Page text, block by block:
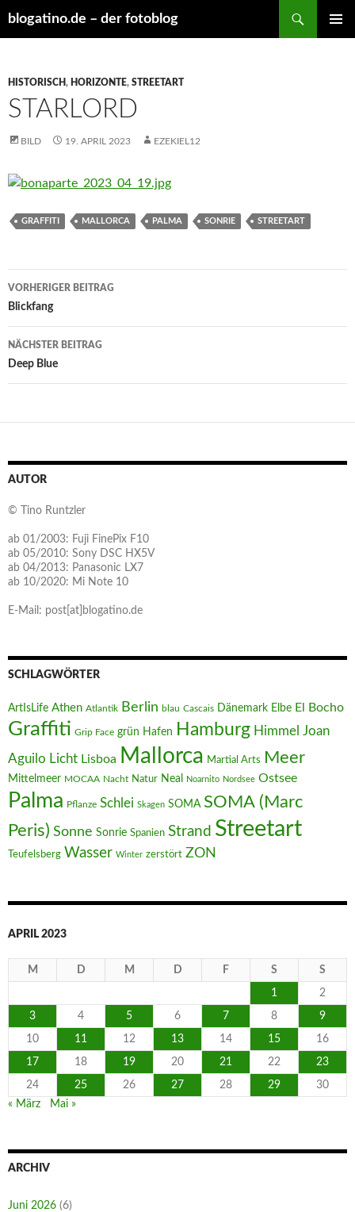
blogatino.de – der fotoblog
HISTORISCH, HORIZONTE, STREETART
STARLORD
BILD 19. APRIL 2023 EZEKIEL12
GRAFFITI MALLORCA PALMA SONRIE STREETART
Beitragsnavigation
VORHERIGER BEITRAG
Blickfang
NÄCHSTER BEITRAG
Deep Blue
AUTOR
© Tino Runtzler
ab 01/2003: Fuji FinePix F10
ab 05/2010: Sony DSC HX5V
ab 04/2013: Panasonic LX7
ab 10/2020: Mi Note 10
E-Mail: post[at]blogatino.de
SCHLAGWÖRTER
ArtIsLife Athen Atlantik Berlin blau Cascais Dänemark Elbe El Bocho
Graffiti Grip Face grün Hafen Hamburg Himmel Joan
Aguilo Licht Lisboa Mallorca Martial Arts Meer
Mittelmeer MOCAA Nacht Natur Neal Noarnito Nordsee Ostsee
Palma Pflanze Schlei Skagen SOMA SOMA (Marc
Peris) Sonne Sonrie Spanien Strand Streetart
Teufelsberg Wasser Winter zerstört ZON
APRIL 2023
M D M D F S S
1 2
3 4 5 6 7 8 9
10 11 12 13 14 15 16
17 18 19 20 21 22 23
24 25 26 27 28 29
30
« März
Mai »
ARCHIV
Juni 2026 (6)